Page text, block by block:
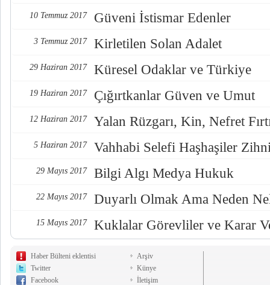
10 Temmuz 2017 Güveni İstismar Edenler
3 Temmuz 2017 Kirletilen Solan Adalet
29 Haziran 2017 Küresel Odaklar ve Türkiye
19 Haziran 2017 Çığırtkanlar Güven ve Umut
12 Haziran 2017 Yalan Rüzgarı, Kin, Nefret
5 Haziran 2017 Vahhabi Selefi Haşhaşiler
29 Mayıs 2017 Bilgi Algı Medya Hukuk
22 Mayıs 2017 Duyarlı Olmak Ama Neden
15 Mayıs 2017 Kuklalar Görevliler ve Karar
Haber Bülteni eklentisi
Twitter
Facebook
Arşiv
Künye
İletişim